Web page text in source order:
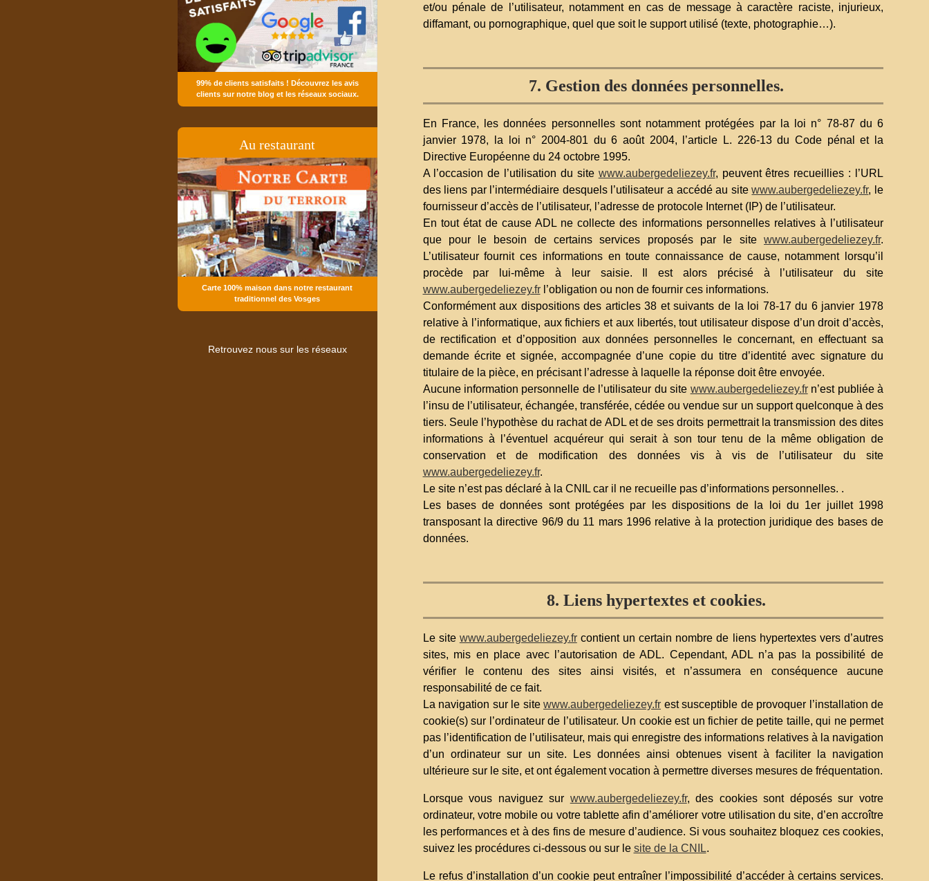
99% de clients satisfaits ! Découvrez les avis
clients sur notre blog et les réseaux sociaux.
Au restaurant
Carte 100% maison dans notre restaurant
traditionnel des Vosges
Retrouvez nous sur les réseaux
et/ou pénale de l’utilisateur, notamment en cas de message à caractère raciste, injurieux,
diffamant, ou pornographique, quel que soit le support utilisé (texte, photographie…).
7. Gestion des données personnelles.
En France, les données personnelles sont notamment protégées par la loi n° 78-87 du 6
janvier 1978, la loi n° 2004-801 du 6 août 2004, l’article L. 226-13 du Code pénal et la
Directive Européenne du 24 octobre 1995.
A l’occasion de l’utilisation du site www.aubergedeliezey.fr, peuvent êtres recueillies : l’URL
des liens par l’intermédiaire desquels l’utilisateur a accédé au sitewww.aubergedeliezey.fr, le
fournisseur d’accès de l’utilisateur, l’adresse de protocole Internet (IP) de l’utilisateur.
En tout état de cause ADL ne collecte des informations personnelles relatives à l’utilisateur
que pour le besoin de certains services proposés par le site www.aubergedeliezey.fr.
L’utilisateur fournit ces informations en toute connaissance de cause, notamment lorsqu’il
procède par lui-même à leur saisie. Il est alors précisé à l’utilisateur du site
www.aubergedeliezey.frl’obligation ou non de fournir ces informations.
Conformément aux dispositions des articles 38 et suivants de la loi 78-17 du 6 janvier 1978
relative à l’informatique, aux fichiers et aux libertés, tout utilisateur dispose d’un droit d’accès,
de rectification et d’opposition aux données personnelles le concernant, en effectuant sa
demande écrite et signée, accompagnée d’une copie du titre d’identité avec signature du
titulaire de la pièce, en précisant l’adresse à laquelle la réponse doit être envoyée.
Aucune information personnelle de l’utilisateur du site www.aubergedeliezey.frn’est publiée à
l’insu de l’utilisateur, échangée, transférée, cédée ou vendue sur un support quelconque à des
tiers. Seule l’hypothèse du rachat de ADL et de ses droits permettrait la transmission des dites
informations à l’éventuel acquéreur qui serait à son tour tenu de la même obligation de
conservation et de modification des données vis à vis de l’utilisateur du site
www.aubergedeliezey.fr.
Le site n’est pas déclaré à la CNIL car il ne recueille pas d’informations personnelles. .
Les bases de données sont protégées par les dispositions de la loi du 1er juillet 1998
transposant la directive 96/9 du 11 mars 1996 relative à la protection juridique des bases de
données.
8. Liens hypertextes et cookies.
Le site www.aubergedeliezey.frcontient un certain nombre de liens hypertextes vers d’autres
sites, mis en place avec l’autorisation de ADL. Cependant, ADL n’a pas la possibilité de
vérifier le contenu des sites ainsi visités, et n’assumera en conséquence aucune
responsabilité de ce fait.
La navigation sur le site www.aubergedeliezey.fr est susceptible de provoquer l’installation de
cookie(s) sur l’ordinateur de l’utilisateur. Un cookie est un fichier de petite taille, qui ne permet
pas l’identification de l’utilisateur, mais qui enregistre des informations relatives à la navigation
d’un ordinateur sur un site. Les données ainsi obtenues visent à faciliter la navigation
ultérieure sur le site, et ont également vocation à permettre diverses mesures de fréquentation.
Lorsque vous naviguez sur www.aubergedeliezey.fr, des cookies sont déposés sur votre
ordinateur, votre mobile ou votre tablette afin d’améliorer votre utilisation du site, d’en accroître
les performances et à des fins de mesure d’audience. Si vous souhaitez bloquez ces cookies,
suivez les procédures ci-dessous ou sur le site de la CNIL.
Le refus d’installation d’un cookie peut entraîner l’impossibilité d’accéder à certains services.
Fermer et revenir au site